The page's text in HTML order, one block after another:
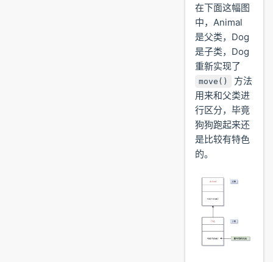
在下面这幅图
中，Animal
是父类，Dog
是子类，Dog
重新实现了
move()
方法
用来和父类进
行区分，毕竟
狗狗跑起来还
是比较有特色
的。